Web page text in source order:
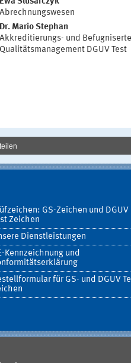
Abrechnungswesen
Dr. Mario Stephan
Akkreditierungs- und
Qualitätsmanagement DGUV Test
teilen
GS-Zeichen und DGUV
Zeichen
Dienstleistungen
Kennzeichnung und
für GS- und DGUV